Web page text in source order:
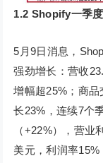
1.2 Shopify一季
5月9日消息，
强劲增长：营收
增幅超25%；商
长23%，连续7个
（+22%），营
美元，利润率